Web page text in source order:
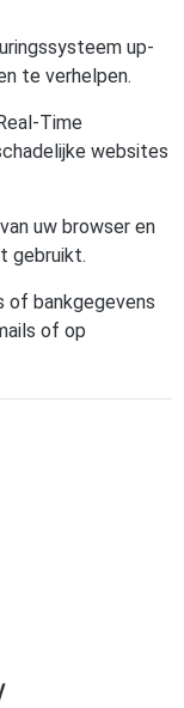
up-
te verhelpen.
Time
websites
uw browser en
gebruikt.
of bankgegevens
of op